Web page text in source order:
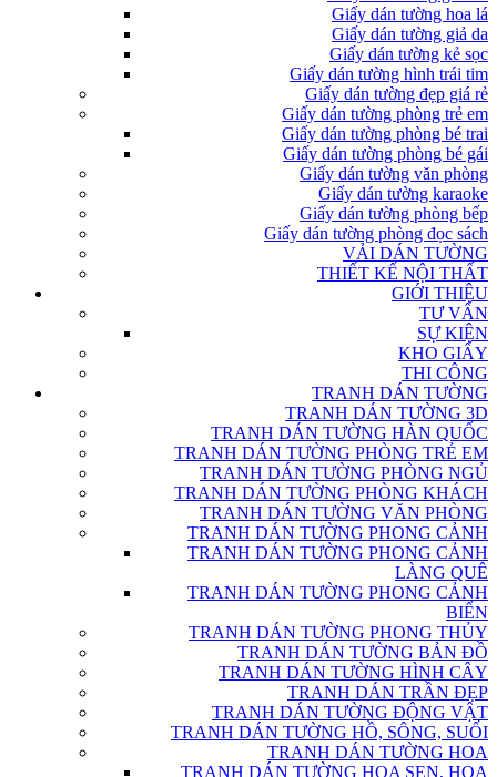
Giấy dán tường hoa lá
Giấy dán tường giả da
Giấy dán tường kẻ sọc
Giấy dán tường hình trái tim
Giấy dán tường đẹp giá rẻ
Giấy dán tường phòng trẻ em
Giấy dán tường phòng bé trai
Giấy dán tường phòng bé gái
Giấy dán tường văn phòng
Giấy dán tường karaoke
Giấy dán tường phòng bếp
Giấy dán tường phòng đọc sách
VẢI DÁN TƯỜNG
THIẾT KẾ NỘI THẤT
GIỚI THIỆU
TƯ VẤN
SỰ KIỆN
KHO GIẤY
THI CÔNG
TRANH DÁN TƯỜNG
TRANH DÁN TƯỜNG 3D
TRANH DÁN TƯỜNG HÀN QUỐC
TRANH DÁN TƯỜNG PHÒNG TRẺ EM
TRANH DÁN TƯỜNG PHÒNG NGỦ
TRANH DÁN TƯỜNG PHÒNG KHÁCH
TRANH DÁN TƯỜNG VĂN PHÒNG
TRANH DÁN TƯỜNG PHONG CẢNH
TRANH DÁN TƯỜNG PHONG CẢNH
LÀNG QUÊ
TRANH DÁN TƯỜNG PHONG CẢNH
BIỂN
TRANH DÁN TƯỜNG PHONG THỦY
TRANH DÁN TƯỜNG BẢN ĐỒ
TRANH DÁN TƯỜNG HÌNH CÂY
TRANH DÁN TRẦN ĐẸP
TRANH DÁN TƯỜNG ĐỘNG VẬT
TRANH DÁN TƯỜNG HỒ, SÔNG, SUỐI
TRANH DÁN TƯỜNG HOA
TRANH DÁN TƯỜNG HOA SEN, HOA